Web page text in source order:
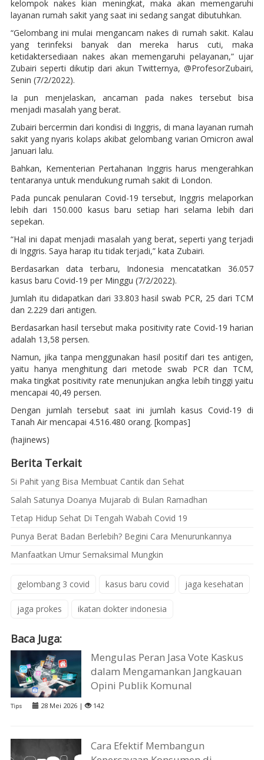
kelompok nakes kian meningkat, maka akan memengaruhi
layanan rumah sakit yang saat ini sedang sangat dibutuhkan.
“Gelombang ini mulai mengancam nakes di rumah sakit. Kalau
yang terinfeksi banyak dan mereka harus cuti, maka
ketidaktersediaan nakes akan memengaruhi pelayanan,” ujar
Zubairi seperti dikutip dari akun Twitternya, @ProfesorZubairi,
Senin (7/2/2022).
Ia pun menjelaskan, ancaman pada nakes tersebut bisa
menjadi masalah yang berat.
Zubairi bercermin dari kondisi di Inggris, di mana layanan rumah
sakit yang nyaris kolaps akibat gelombang varian Omicron awal
Januari lalu.
Bahkan, Kementerian Pertahanan Inggris harus mengerahkan
tentaranya untuk mendukung rumah sakit di London.
Pada puncak penularan Covid-19 tersebut, Inggris melaporkan
lebih dari 150.000 kasus baru setiap hari selama lebih dari
sepekan.
“Hal ini dapat menjadi masalah yang berat, seperti yang terjadi
di Inggris. Saya harap itu tidak terjadi,” kata Zubairi.
Berdasarkan data terbaru, Indonesia mencatatkan 36.057
kasus baru Covid-19 per Minggu (7/2/2022).
Jumlah itu didapatkan dari 33.803 hasil swab PCR, 25 dari TCM
dan 2.229 dari antigen.
Berdasarkan hasil tersebut maka positivity rate Covid-19 harian
adalah 13,58 persen.
Namun, jika tanpa menggunakan hasil positif dari tes antigen,
yaitu hanya menghitung dari metode swab PCR dan TCM,
maka tingkat positivity rate menunjukan angka lebih tinggi yaitu
mencapai 40,49 persen.
Dengan jumlah tersebut saat ini jumlah kasus Covid-19 di
Tanah Air mencapai 4.516.480 orang. [kompas]
(hajinews)
Berita Terkait
Si Pahit yang Bisa Membuat Cantik dan Sehat
Salah Satunya Doanya Mujarab di Bulan Ramadhan
Tetap Hidup Sehat Di Tengah Wabah Covid 19
Punya Berat Badan Berlebih? Begini Cara Menurunkannya
Manfaatkan Umur Semaksimal Mungkin
gelombang 3 covid kasus baru covid jaga kesehatan
jaga prokes ikatan dokter indonesia
Baca Juga:
Mengulas Peran Jasa Vote Kaskus
dalam Mengamankan Jangkauan
Opini Publik Komunal
Tips 28 Mei 2026 | 142
Cara Efektif Membangun